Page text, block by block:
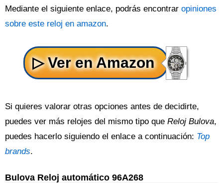
Mediante el siguiente enlace, podrás encontrar opiniones
sobre este reloj en amazon.
Si quieres valorar otras opciones antes de decidirte,
puedes ver más relojes del mismo tipo que Reloj Bulova,
puedes hacerlo siguiendo el enlace a continuación: Top
brands.
Bulova Reloj automático 96A268